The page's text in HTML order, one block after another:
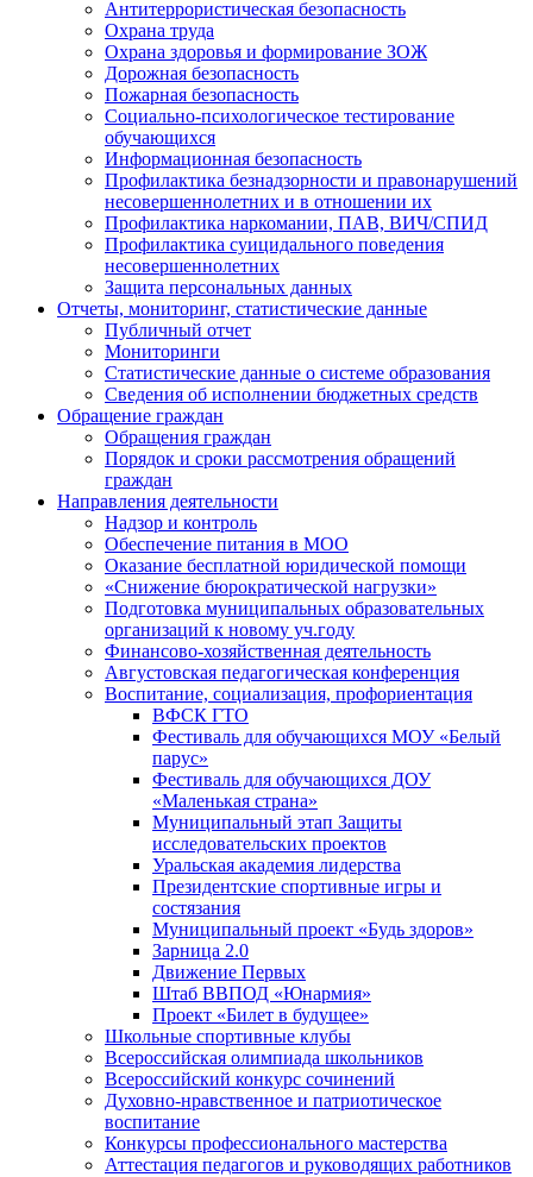
Антитеррористическая безопасность
Охрана труда
Охрана здоровья и формирование ЗОЖ
Дорожная безопасность
Пожарная безопасность
Социально-психологическое тестирование
обучающихся
Информационная безопасность
Профилактика безнадзорности и правонарушений
несовершеннолетних и в отношении их
Профилактика наркомании, ПАВ, ВИЧ/СПИД
Профилактика суицидального поведения
несовершеннолетних
Защита персональных данных
Отчеты, мониторинг, статистические данные
Публичный отчет
Мониторинги
Статистические данные о системе образования
Сведения об исполнении бюджетных средств
Обращение граждан
Обращения граждан
Порядок и сроки рассмотрения обращений
граждан
Направления деятельности
Надзор и контроль
Обеспечение питания в МОО
Оказание бесплатной юридической помощи
«Снижение бюрократической нагрузки»
Подготовка муниципальных образовательных
организаций к новому уч.году
Финансово-хозяйственная деятельность
Августовская педагогическая конференция
Воспитание, социализация, профориентация
ВФСК ГТО
Фестиваль для обучающихся МОУ «Белый
парус»
Фестиваль для обучающихся ДОУ
«Маленькая страна»
Муниципальный этап Защиты
исследовательских проектов
Уральская академия лидерства
Президентские спортивные игры и
состязания
Муниципальный проект «Будь здоров»
Зарница 2.0
Движение Первых
Штаб ВВПОД «Юнармия»
Проект «Билет в будущее»
Школьные спортивные клубы
Всероссийская олимпиада школьников
Всероссийский конкурс сочинений
Духовно-нравственное и патриотическое
воспитание
Конкурсы профессионального мастерства
Аттестация педагогов и руководящих работников